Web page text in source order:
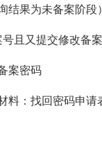
结果为未备案阶段）
且又提交修改备
案密码
料：找回密码申请